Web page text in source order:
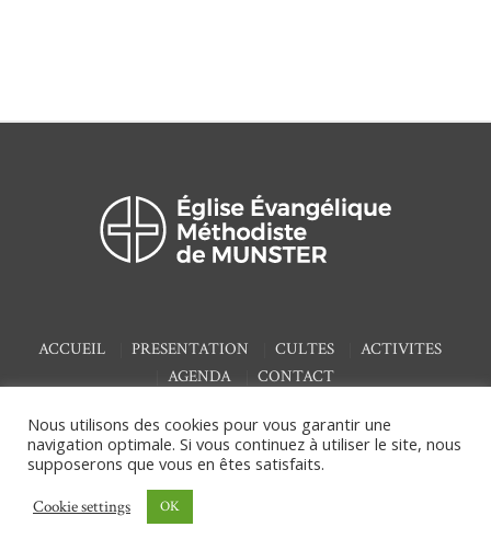
ACCUEIL PRESENTATION CULTES
ACTIVITES
AGENDA
CONTACT
Mentions Légales & Politique de confidentialité
Évangélique Méthodiste de Munster
Nous utilisons des cookies pour vous garantir une
navigation optimale. Si vous continuez à utiliser le site, nous
supposerons que vous en êtes satisfaits.
Cookie settings OK